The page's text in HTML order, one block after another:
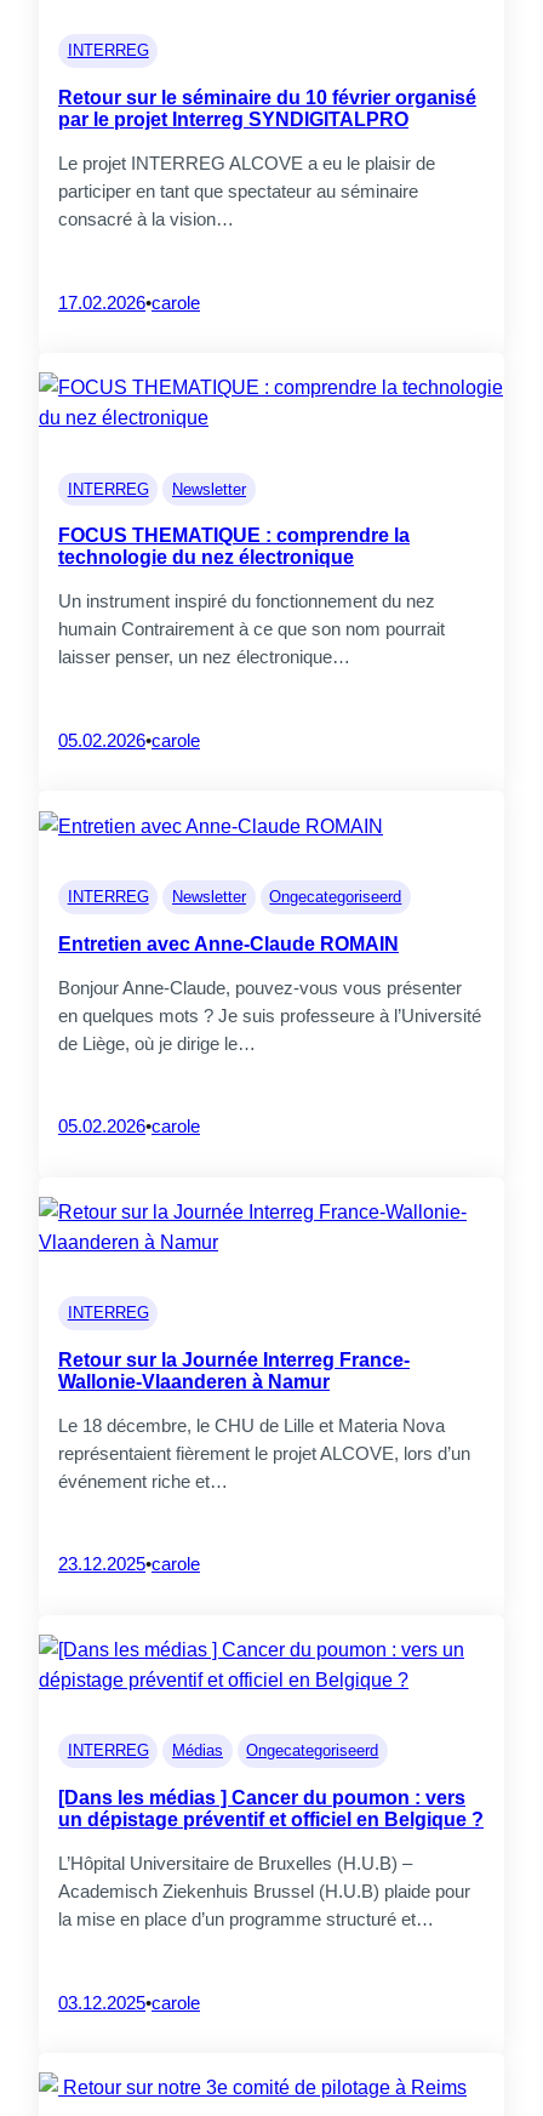
INTERREG
Retour sur le séminaire du 10 février organisé
par le projet Interreg SYNDIGITALPRO
Le projet INTERREG ALCOVE a eu le plaisir de
participer en tant que spectateur au séminaire
consacré à la vision…
17.02.2026•carole
INTERREG Newsletter
FOCUS THEMATIQUE : comprendre la
technologie du nez électronique
Un instrument inspiré du fonctionnement du nez
humain Contrairement à ce que son nom pourrait
laisser penser, un nez électronique…
05.02.2026•carole
INTERREG Newsletter Ongecategoriseerd
Entretien avec Anne-Claude ROMAIN
Bonjour Anne-Claude, pouvez-vous vous présenter
en quelques mots ? Je suis professeure à l’Université
de Liège, où je dirige le…
05.02.2026•carole
INTERREG
Retour sur la Journée Interreg France-
Wallonie-Vlaanderen à Namur
Le 18 décembre, le CHU de Lille et Materia Nova
représentaient fièrement le projet ALCOVE, lors d’un
événement riche et…
23.12.2025•carole
INTERREG Médias Ongecategoriseerd
[Dans les médias ] Cancer du poumon : vers
un dépistage préventif et officiel en Belgique ?
L’Hôpital Universitaire de Bruxelles (H.U.B) –
Academisch Ziekenhuis Brussel (H.U.B) plaide pour
la mise en place d’un programme structuré et…
03.12.2025•carole
01. Vous êtes ?
Associations
hendrerit risus. Donec mi odio,